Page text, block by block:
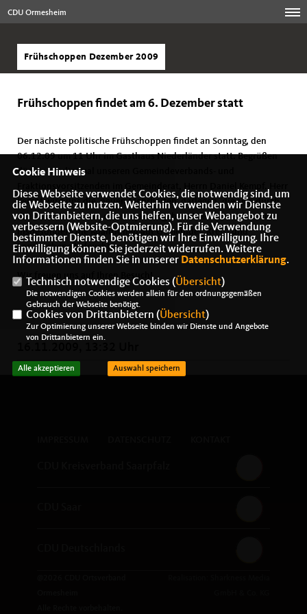
CDU Ormesheim
Frühschoppen Dezember 2009
Frühschoppen findet am 6. Dezember statt
Der nächste politische Frühschoppen findet an Sonntag, den
06.12.09 um 11 Uhr im Gasthaus Niederländer statt. Begrüßen
dürfen wir diesmal unseren Gemeindeverbands- und
Kempf wird uns die neuen Mehrheiten darlegen, die sich durch
die vielen Wahlen in diesem Jahr ergaben. Hierbei werden wir
insbesondere die Koalitionen auf Gemeinde-, Kreis- und
Landesebene beleuchten.
Wir freuen uns auf Ihren Besuch!
Cookie Hinweis
Diese Webseite verwendet Cookies, die notwendig sind, um
die Webseite zu nutzen. Weiterhin verwenden wir Dienste
von Drittanbietern, die uns helfen, unser Webangebot zu
verbessern (Website-Optmierung). Für die Verwendung
bestimmter Dienste, benötigen wir Ihre Einwilligung. Ihre
Einwilligung können Sie jederzeit widerrufen. Weitere
Informationen finden Sie in unserer Datenschutzerklärung.
Technisch notwendige Cookies (Übersicht)
Die notwendigen Cookies werden allein für den ordnungsgemäßen
Gebrauch der Webseite benötigt.
Cookies von Drittanbietern (Übersicht)
Zur Optimierung unserer Webseite binden wir Dienste und Angebote
von Drittanbietern ein.
Alle akzeptieren Auswahl speichern